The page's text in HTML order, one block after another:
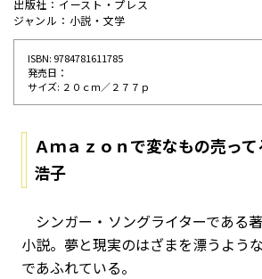
出版社：イースト・プレス
ジャンル：小説・文学
ISBN: 9784781611785
発売⽇：
サイズ: ２０ｃｍ／２７７ｐ
Ａｍａｚｏｎで変なもの売っ
浩子
シンガー・ソングライターである
小説。夢と現実のはざまを漂うよう
であふれている。